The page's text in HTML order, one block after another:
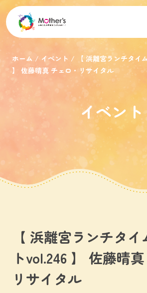
ホーム イベント
【 浜離宮ランチタイ
】 佐藤晴真 チェロ・リサイタル
イベント
【 浜離宮ランチタ
トvol.246 】 佐藤晴
リサイタル